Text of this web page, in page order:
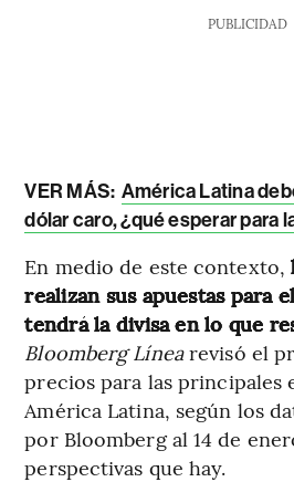
PUBLICIDAD
VER MÁS: América Latina
dólar caro, ¿qué esperar para
En medio de este contexto,
realizan sus apuestas para
tendrá la divisa en lo que
Bloomberg Línearevisó el
precios para las principales
América Latina, según los
por Bloomberg al 14 de
perspectivas que hay.